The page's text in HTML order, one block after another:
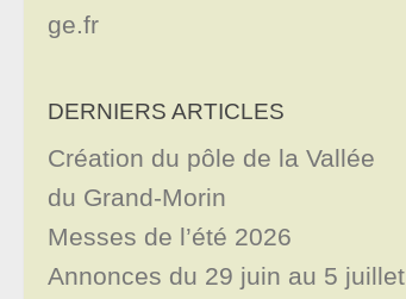
ge.fr
DERNIERS ARTICLES
Création du pôle de la Vallée
du Grand-Morin
Messes de l’été 2026
Annonces du 29 juin au 5 juillet